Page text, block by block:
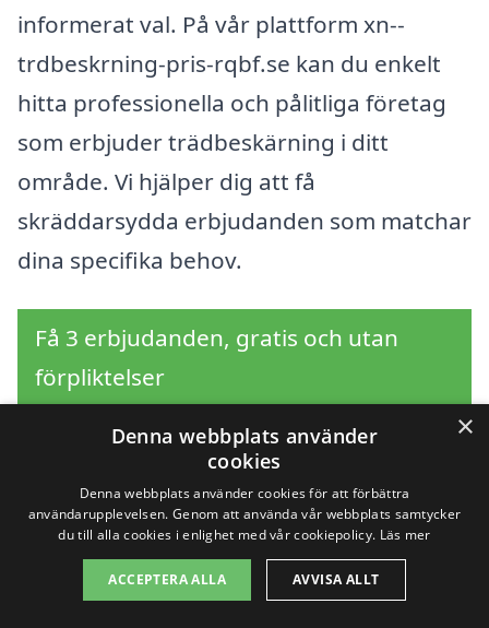
informerat val. På vår plattform xn--
trdbeskrning-pris-rqbf.se kan du enkelt
hitta professionella och pålitliga företag
som erbjuder trädbeskärning i ditt
område. Vi hjälper dig att få
skräddarsydda erbjudanden som matchar
dina specifika behov.
Få 3 erbjudanden, gratis och utan
förpliktelser
Sök efter en
professionell för
trädbeskärning i andra
×
Denna webbplats använder
cookies
Denna webbplats använder cookies för att förbättra
användarupplevelsen. Genom att använda vår webbplats samtycker
du till alla cookies i enlighet med vår cookiepolicy. Läs mer
ACCEPTERA ALLA AVVISA ALLT